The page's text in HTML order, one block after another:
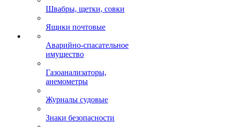
Швабры, щетки, совки
Ящики почтовые
Аварийно-спасательное
имущество
Газоанализаторы,
анемометры
Журналы судовые
Знаки безопасности